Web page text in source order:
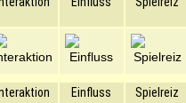
Einfluss Spielreiz